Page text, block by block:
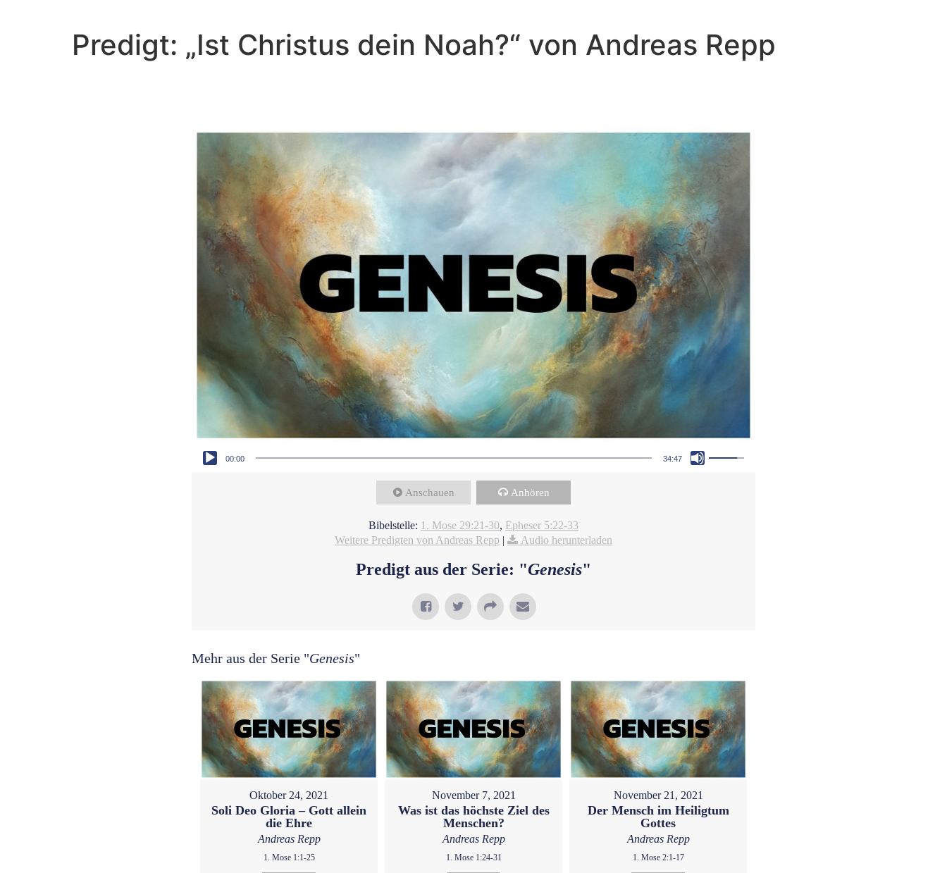
Predigt: „Ist Christus dein Noah?“ von Andreas Repp
00:00 34:47
Anschauen Anhören
Bibelstelle: 1. Mose 29:21-30, Epheser 5:22-33
Weitere Predigten von Andreas Repp | Audio herunterladen
Predigt aus der Serie: "Genesis"
Mehr aus der Serie "Genesis"
Oktober 24, 2021
Soli Deo Gloria – Gott allein
die Ehre
Andreas Repp
1. Mose 1:1-25
November 7, 2021
Was ist das höchste Ziel des
Menschen?
Andreas Repp
1. Mose 1:24-31
November 21, 2021
Der Mensch im Heiligtum
Gottes
Andreas Repp
1. Mose 2:1-17